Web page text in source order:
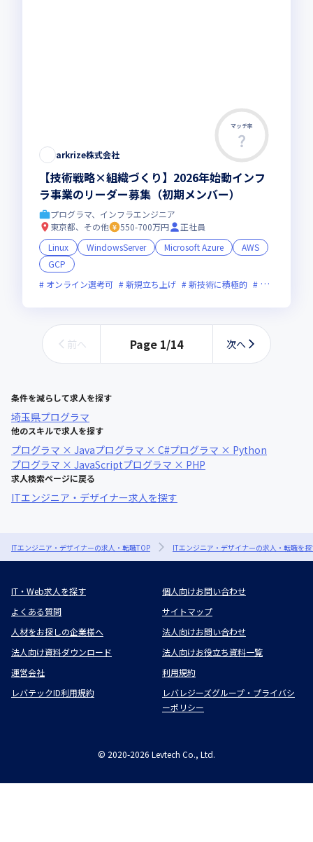
マッチ率
arkrize株式会社
【技術戦略×組織づくり】2026年始動インフ
ラ事業のリーダー募集（初期メンバー）
プログラマ、インフラエンジニア
東京都、その他
550-700万円
正社員
Linux
WindowsServer Microsoft Azure
AWS
GCP
オンライン選考可
新規立ち上げ 新技術に積極的 面接1回
前へ Page 1/14 次へ
条件を減らして求人を探す
埼玉県プログラマ
他のスキルで求人を探す
プログラマ × Javaプログラマ × C#プログラマ × Python
プログラマ × JavaScriptプログラマ × PHP
求人検索ページに戻る
ITエンジニア・デザイナー求人を探す
ITエンジニア・デザイナーの求人・転職TOP ITエンジニア・デザイナーの求人・転職を
IT・Web求人を探す
個人向けお問い合わせ
よくある質問
サイトマップ
人材をお探しの企業様へ
法人向けお問い合わせ
法人向け資料ダウンロード
法人向けお役立ち資料一覧
運営会社
利用規約
レバテックID利用規約
レバレジーズグループ・プライバシ
ーポリシー
© 2020-2026 Levtech Co., Ltd.